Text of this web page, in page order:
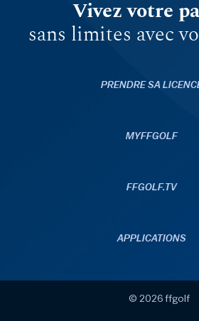
Vivez votre
sans limites avec
PRENDRE SA
MYFFGOLF
FFGOLF.TV
APPLICATIONS
© 2026 ffgolf